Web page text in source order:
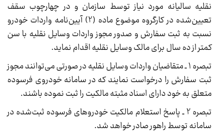
نقلیه سالیانه مورد نیاز توسط سازمان و در چهارچوب سقف
تعیین‌شده در کارگروه موضوع ماده (2) آیین‌نامه واردات خودرو
نسبت به ثبت سفارش و صدور مجوز واردات وسایل نقلیه با سن
کمتر از ده سال برای مالک وسایل نقلیه اقدام نماید.
تبصره 1 ـ متقاضیان واردات وسایل نقلیه در صورتی می‌توانند مجوز
ثبت سفارش را درخواست نمایند که در سامانه خودروی فرسوده
متعلق به خود دارای اسناد مثبته مالکیت را ثبت نموده باشند.
تبصره 2 ـ پاسخ استعلام مالکیت خودروهای فرسوده ثبت‌شده در
سامانه توسط راهور صادر خواهد شد.